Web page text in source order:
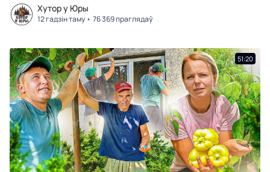
Хутор у Юры
12 гадзін таму 76 369 праглядаў
51:20